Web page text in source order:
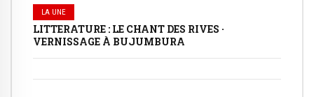
LA UNE
LITTERATURE : LE CHANT DES RIVES ·
VERNISSAGE À BUJUMBURA